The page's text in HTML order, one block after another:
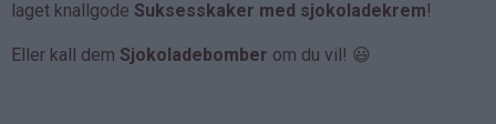
laget knallgode Suksesskaker med sjokoladekrem!
Eller kall dem Sjokoladebomber om du vil! 😃